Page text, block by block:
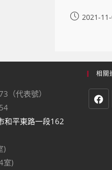
2021-
（代表號）
和平東路一段162
)
室)
相關